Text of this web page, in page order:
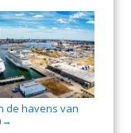
de havens van
→